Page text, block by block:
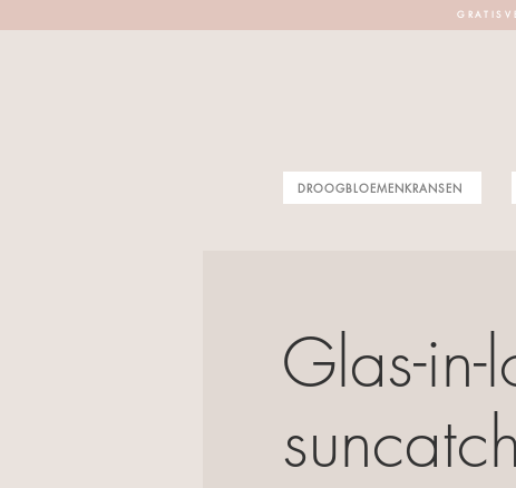
G R A T I S V
DROOGBLOEMENKRANSEN
Glas-